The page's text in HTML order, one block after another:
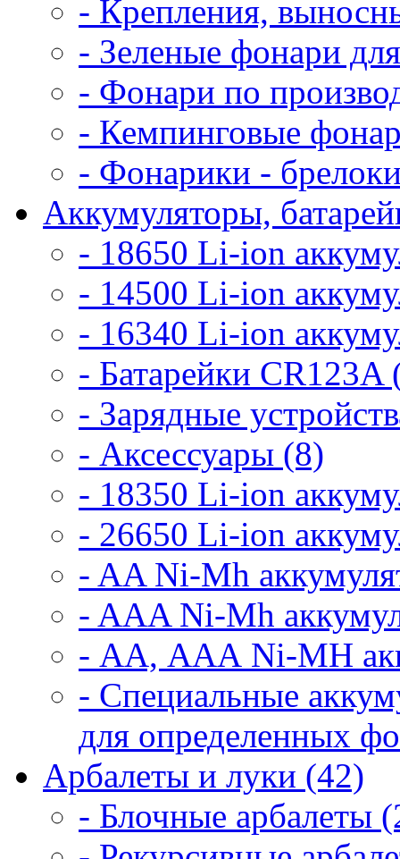
- Крепления,
- Зеленые фонари
- Фонари по
- Кемпинговые
- Фонарики -
Аккумуляторы,
- 18650 Li-ion
- 14500 Li-ion
- 16340 Li-ion
- Батарейки CR123A
- Зарядные
- Аксессуары (8)
- 18350 Li-ion
- 26650 Li-ion
- AA Ni-Mh
- AAA Ni-Mh
- АА, ААА Ni-MH
- Специальные
для определенных
Арбалеты и луки (42)
- Блочные арбалеты